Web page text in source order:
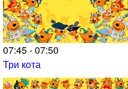
07:45 - 07:50
Три кота